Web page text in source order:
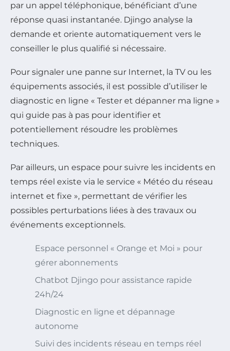
par un appel téléphonique, bénéficiant d’une
réponse quasi instantanée. Djingo analyse la
demande et oriente automatiquement vers le
conseiller le plus qualifié si nécessaire.
Pour signaler une panne sur Internet, la TV ou les
équipements associés, il est possible d’utiliser le
diagnostic en ligne « Tester et dépanner ma ligne »
qui guide pas à pas pour identifier et
potentiellement résoudre les problèmes
techniques.
Par ailleurs, un espace pour suivre les incidents en
temps réel existe via le service « Météo du réseau
internet et fixe », permettant de vérifier les
possibles perturbations liées à des travaux ou
événements exceptionnels.
Espace personnel « Orange et Moi » pour
gérer abonnements
Chatbot Djingo pour assistance rapide
24h/24
Diagnostic en ligne et dépannage
autonome
Suivi des incidents réseau en temps réel